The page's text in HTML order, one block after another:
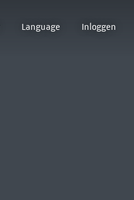
Language Inloggen